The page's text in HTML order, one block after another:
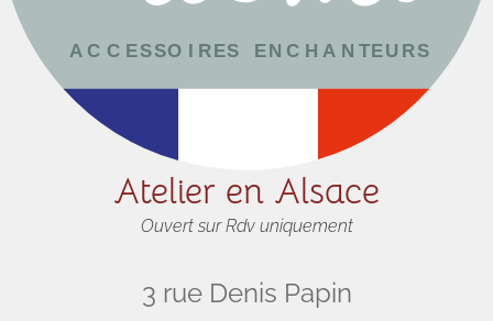
Atelier en Alsace
Ouvert sur Rdv uniquement
3 rue Denis Papin